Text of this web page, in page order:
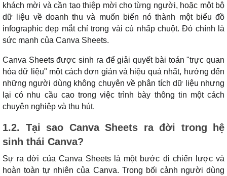
khách mời và cần tạo thiệp mời cho từng người, hoặc một bộ
dữ liệu về doanh thu và muốn biến nó thành một biểu đồ
infographic đẹp mắt chỉ trong vài cú nhấp chuột. Đó chính là
sức mạnh của Canva Sheets.
Canva Sheets được sinh ra để giải quyết bài toán "trực quan
hóa dữ liệu" một cách đơn giản và hiệu quả nhất, hướng đến
những người dùng không chuyên về phân tích dữ liệu nhưng
lại có nhu cầu cao trong việc trình bày thông tin một cách
chuyên nghiệp và thu hút.
1.2. Tại sao Canva Sheets ra đời trong hệ
sinh thái Canva?
Sự ra đời của Canva Sheets là một bước đi chiến lược và
hoàn toàn tự nhiên của Canva. Trong bối cảnh người dùng